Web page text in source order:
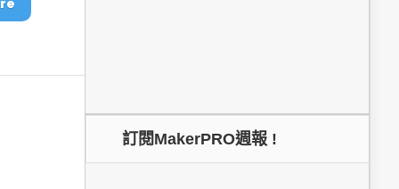
訂閱MakerPRO週報 !